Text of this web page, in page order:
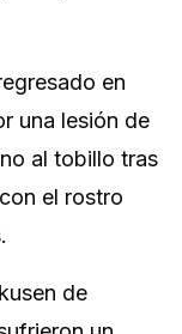
en
una lesión de
al tobillo tras
el rostro
de